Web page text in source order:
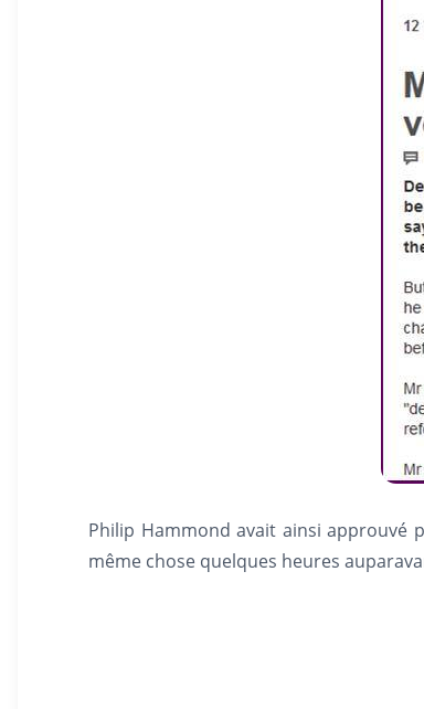
Philip Hammond avait ainsi approuvé
même chose quelques heures